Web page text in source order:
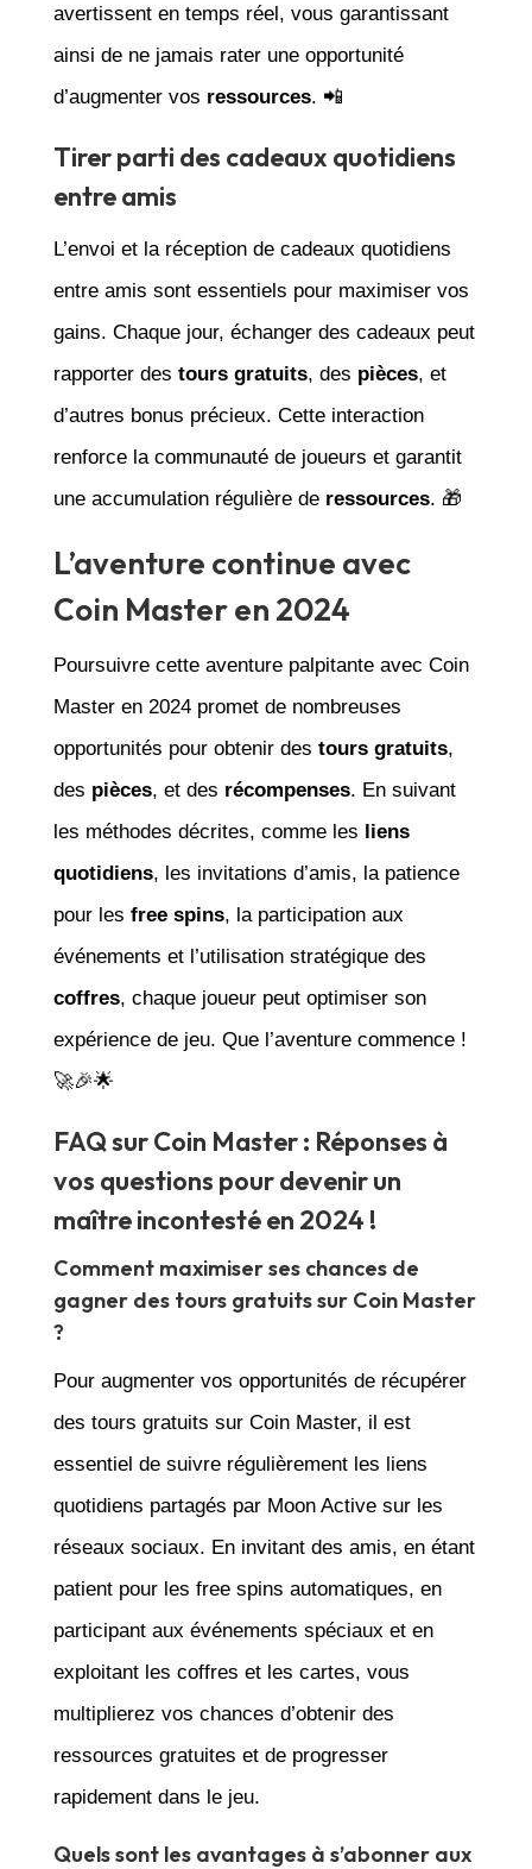
avertissent en temps réel, vous garantissant
ainsi de ne jamais rater une opportunité
d’augmenter vos ressources. 📲
Tirer parti des cadeaux quotidiens
entre amis
L’envoi et la réception de cadeaux quotidiens
entre amis sont essentiels pour maximiser vos
gains. Chaque jour, échanger des cadeaux peut
rapporter des tours gratuits, des pièces, et
d’autres bonus précieux. Cette interaction
renforce la communauté de joueurs et garantit
une accumulation régulière de ressources. 🎁
L’aventure continue avec
Coin Master en 2024
Poursuivre cette aventure palpitante avec Coin
Master en 2024 promet de nombreuses
opportunités pour obtenir des tours gratuits,
des pièces, et des récompenses. En suivant
les méthodes décrites, comme les liens
quotidiens, les invitations d’amis, la patience
pour les free spins, la participation aux
événements et l’utilisation stratégique des
coffres, chaque joueur peut optimiser son
expérience de jeu. Que l’aventure commence !
🚀🎉🌟
FAQ sur Coin Master : Réponses à
vos questions pour devenir un
maître incontesté en 2024 !
Comment maximiser ses chances de
gagner des tours gratuits sur Coin Master
?
Pour augmenter vos opportunités de récupérer
des tours gratuits sur Coin Master, il est
essentiel de suivre régulièrement les liens
quotidiens partagés par Moon Active sur les
réseaux sociaux. En invitant des amis, en étant
patient pour les free spins automatiques, en
participant aux événements spéciaux et en
exploitant les coffres et les cartes, vous
multiplierez vos chances d’obtenir des
ressources gratuites et de progresser
rapidement dans le jeu.
Quels sont les avantages à s’abonner aux